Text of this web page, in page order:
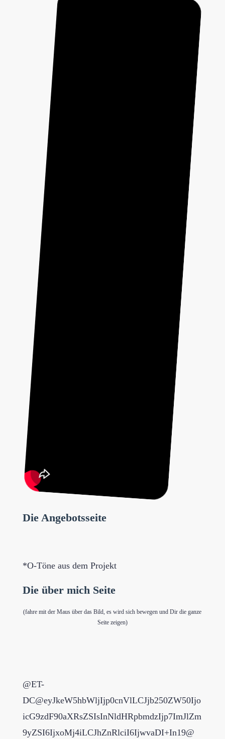
Die Angebotsseite
*O-Töne aus dem Projekt
Die über mich Seite
(fahre mit der Maus über das Bild, es wird sich bewegen und Dir die ganze
Seite zeigen)
@ET-
DC@eyJkeW5hbWljIjp0cnVlLCJjb250ZW50Ijo
icG9zdF90aXRsZSIsInNldHRpbmdzIjp7ImJlZm
9yZSI6IjxoMj4iLCJhZnRlciI6IjwvaDI+In19@